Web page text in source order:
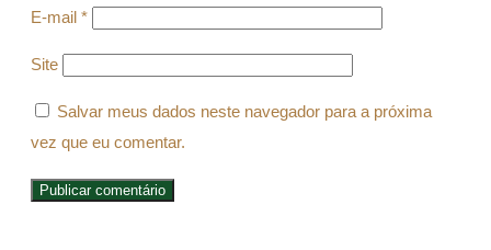
E-mail *
Site
Salvar meus dados neste navegador para a próxima
vez que eu comentar.